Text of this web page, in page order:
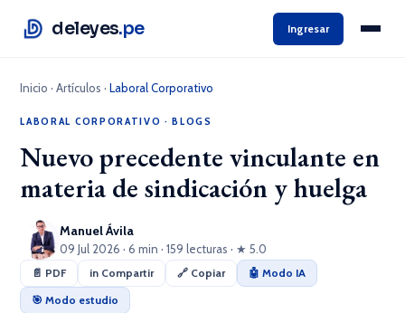
deleyes.pe Ingresar
Inicio ·Artículos ·Laboral Corporativo
LABORAL CORPORATIVO ·BLOGS
Nuevo precedente vinculante en
materia de sindicación y huelga
Manuel Ávila
09 Jul 2026 · 6 min · 159 lecturas · ★ 5.0
📄 PDF in Compartir 🔗 Copiar
🤖 Modo IA
🎯 Modo estudio